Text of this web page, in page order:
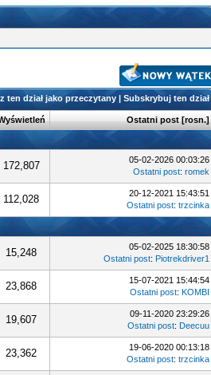
ten dział jako przeczytany|Subskrybuj ten dział
Ostatni post [rosn.]
172,807
05-02-2026 00:03:26
Ostatni post:romek
112,028
20-12-2021 15:43:51
Ostatni post:trzcinka
15,248
05-02-2025 18:30:58
Ostatni post: Piotrekdriver1
23,868
15-07-2021 15:44:54
Ostatni post: KOMBI
19,607
09-11-2020 23:29:26
Ostatni post: Deecuu
23,362
19-06-2020 00:13:18
Ostatni post:trzcinka